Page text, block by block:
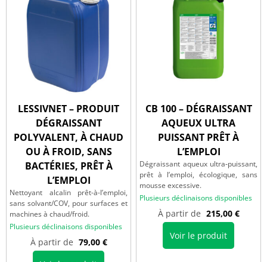
LESSIVNET – PRODUIT
DÉGRAISSANT
POLYVALENT, À CHAUD
OU À FROID, SANS
BACTÉRIES, PRÊT À
L’EMPLOI
Nettoyant alcalin prêt-à-l’emploi,
sans solvant/COV, pour surfaces et
machines à chaud/froid.
Plusieurs déclinaisons disponibles
À partir de 79,00 €
CB 100 – DÉGRAISSANT
AQUEUX ULTRA
PUISSANT PRÊT À
L’EMPLOI
Dégraissant aqueux ultra‑puissant,
prêt à l’emploi, écologique, sans
mousse excessive.
Plusieurs déclinaisons disponibles
À partir de 215,00 €
Voir le produit